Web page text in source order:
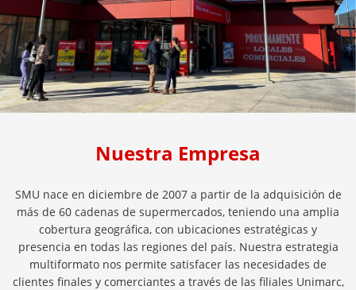
Nuestra Empresa
SMU nace en diciembre de 2007 a partir de la adquisición de
más de 60 cadenas de supermercados, teniendo una amplia
cobertura geográfica, con ubicaciones estratégicas y
presencia en todas las regiones del país. Nuestra estrategia
multiformato nos permite satisfacer las necesidades de
clientes finales y comerciantes a través de las filiales Unimarc,